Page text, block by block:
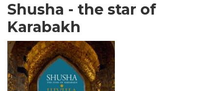
Shusha - the star of
Karabakh